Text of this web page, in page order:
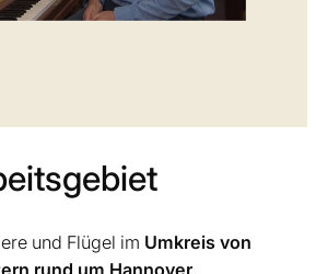
und Flügel im Umkreis von